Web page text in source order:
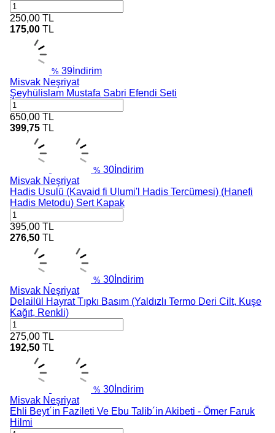
250,00 TL
175,00 TL
% 39 İndirim
Misvak Neşriyat
Şeyhülislam Mustafa Sabri Efendi Seti
650,00 TL
399,75 TL
% 30 İndirim
Misvak Neşriyat
Hadis Usulü (Kavaid fi Ulumi'l Hadis Tercümesi) (Hanefi
Hadis Metodu) Sert Kapak
395,00 TL
276,50 TL
% 30 İndirim
Misvak Neşriyat
Delailül Hayrat Tıpkı Basım (Yaldızlı Termo Deri Cilt, Kuşe
Kağıt, Renkli)
275,00 TL
192,50 TL
% 30 İndirim
Misvak Neşriyat
Ehli Beyt´in Fazileti Ve Ebu Talib´in Akibeti - Ömer Faruk
Hilmi